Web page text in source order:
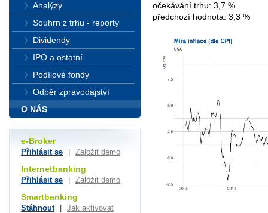
očekávání trhu: 3,7 %
předchozí hodnota: 3,3 %
Analýzy
Souhrn z trhu - reporty
Dividendy
IPO a ostatní
Podílové fondy
Odběr zpravodajství
O NÁS
e-Broker
Přihlásit se Založit demo
Internetbanking
Přihlásit se Založit demo
Smartbanking
Stáhnout Jak aktivovat